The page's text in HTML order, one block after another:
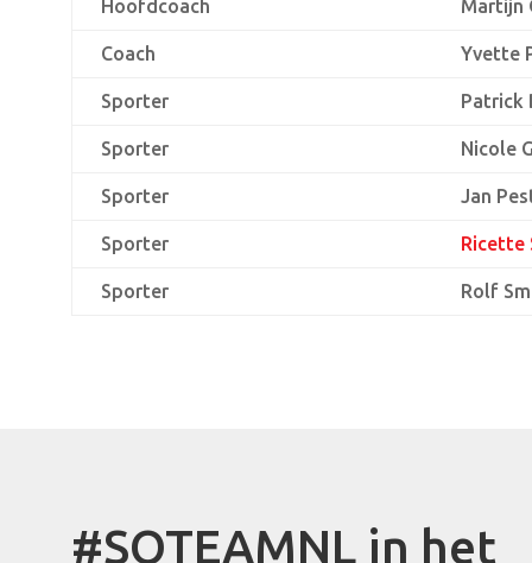
Hoofdcoach Martijn
Coach Yvette
Sporter Patrick
Sporter Nicole
Sporter Jan
Sporter Ricette
Sporter Rolf
#SOTEAMNL in het